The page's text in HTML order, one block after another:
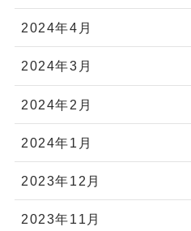
2024年4月
2024年3月
2024年2月
2024年1月
2023年12月
2023年11月